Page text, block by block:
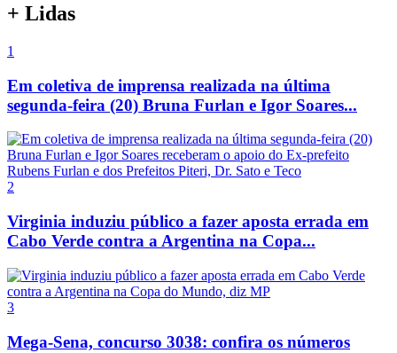
+ Lidas
1
Em coletiva de imprensa realizada na última
segunda-feira (20) Bruna Furlan e Igor Soares...
2
Virginia induziu público a fazer aposta errada em
Cabo Verde contra a Argentina na Copa...
3
Mega-Sena, concurso 3038: confira os números